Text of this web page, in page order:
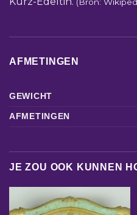
AFMETINGEN
GEWICHT
AFMETINGEN
JE ZOU OOK KUNNEN